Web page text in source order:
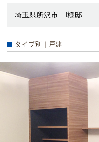
埼玉県所沢市 I様邸
タイプ別｜戸建